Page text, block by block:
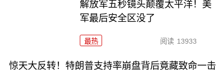
解放军五秒镜头颠覆太平洋！美
军最后安全区没了
最热 阅读 13933
惊天大反转！特朗普支持率崩盘背后竟藏致命一击